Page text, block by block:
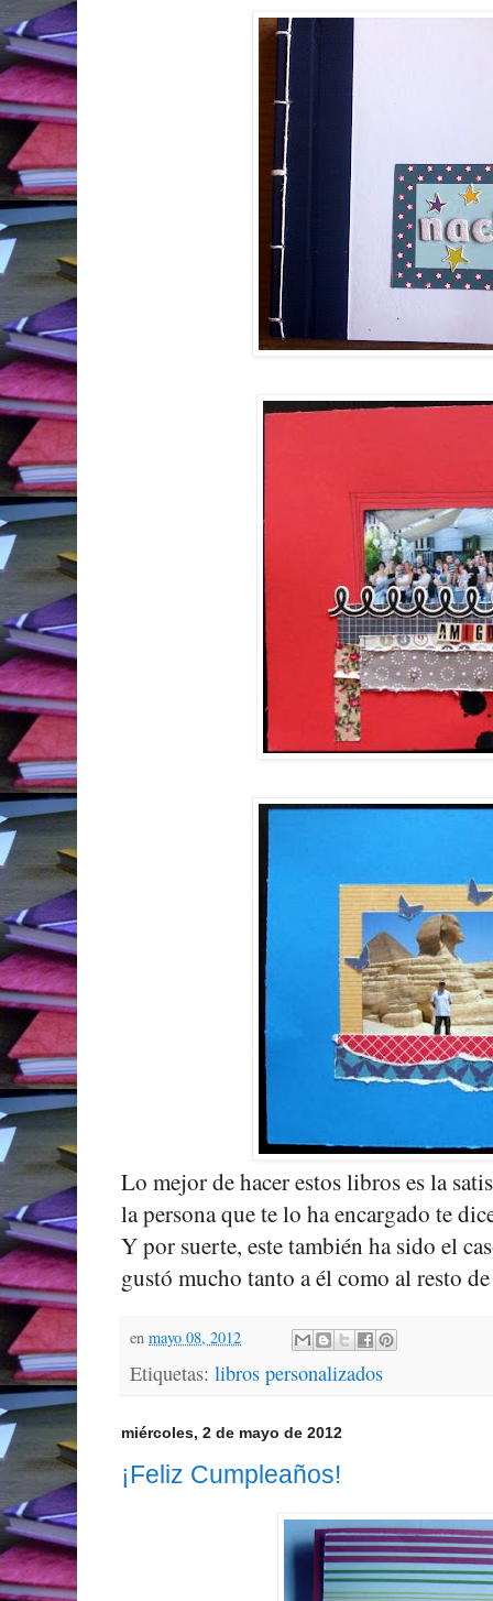
Lo mejor de hacer estos libros es la
la persona que te lo ha encargado te
Y por suerte, este también ha sido el
gustó mucho tanto a él como al resto
en mayo 08, 2012
Etiquetas: libros personalizados
miércoles, 2 de mayo de 2012
¡Feliz Cumpleaños!